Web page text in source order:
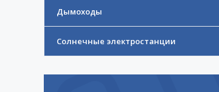
Дымоходы
Солнечные электростанции